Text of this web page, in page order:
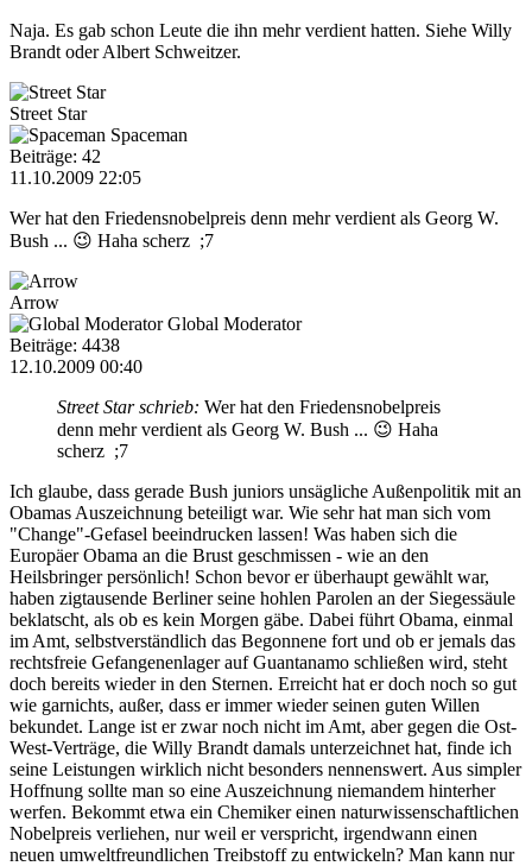
Naja. Es gab schon Leute die ihn mehr verdient hatten. Siehe Willy
Brandt oder Albert Schweitzer.
Street Star
Spaceman
Beiträge: 42
11.10.2009 22:05
Wer hat den Friedensnobelpreis denn mehr verdient als Georg W.
Bush ... 😉 Haha scherz ;7
Arrow
Global Moderator
Beiträge: 4438
12.10.2009 00:40
Street Star schrieb: Wer hat den Friedensnobelpreis
denn mehr verdient als Georg W. Bush ... 😉 Haha
scherz ;7
Ich glaube, dass gerade Bush juniors unsägliche Außenpolitik mit an
Obamas Auszeichnung beteiligt war. Wie sehr hat man sich vom
"Change"-Gefasel beeindrucken lassen! Was haben sich die
Europäer Obama an die Brust geschmissen - wie an den
Heilsbringer persönlich! Schon bevor er überhaupt gewählt war,
haben zigtausende Berliner seine hohlen Parolen an der Siegessäule
beklatscht, als ob es kein Morgen gäbe. Dabei führt Obama, einmal
im Amt, selbstverständlich das Begonnene fort und ob er jemals das
rechtsfreie Gefangenenlager auf Guantanamo schließen wird, steht
doch bereits wieder in den Sternen. Erreicht hat er doch noch so gut
wie garnichts, außer, dass er immer wieder seinen guten Willen
bekundet. Lange ist er zwar noch nicht im Amt, aber gegen die Ost-
West-Verträge, die Willy Brandt damals unterzeichnet hat, finde ich
seine Leistungen wirklich nicht besonders nennenswert. Aus simpler
Hoffnung sollte man so eine Auszeichnung niemandem hinterher
werfen. Bekommt etwa ein Chemiker einen naturwissenschaftlichen
Nobelpreis verliehen, nur weil er verspricht, irgendwann einen
neuen umweltfreundlichen Treibstoff zu entwickeln? Man kann nur